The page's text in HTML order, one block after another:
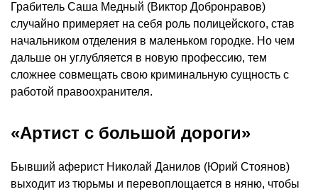
Грабитель Саша Медный (Виктор Добронравов)
случайно примеряет на себя роль полицейского, став
начальником отделения в маленьком городке. Но чем
дальше он углубляется в новую профессию, тем
сложнее совмещать свою криминальную сущность с
работой правоохранителя.
«Артист с большой дороги»
Бывший аферист Николай Данилов (Юрий Стоянов)
выходит из тюрьмы и перевоплощается в няню, чтобы